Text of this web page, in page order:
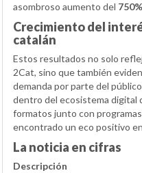
asombroso aumento del 750%
Crecimiento del
catalán
Estos resultados no solo
2Cat, sino que también
demanda por parte del
dentro del ecosistema digital
formatos junto con
encontrado un eco positivo
La noticia en cifras
Descripción